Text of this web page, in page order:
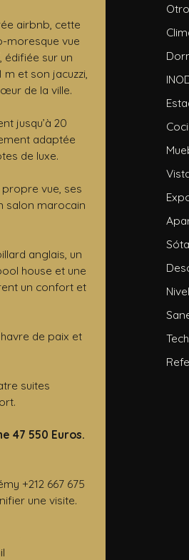
airbnb, cette
moresque vue
édifiée sur un
m et son jacuzzi,
de la ville.
jusqu’à 20
adaptée
de luxe.
vue, ses
salon marocain
anglais, un
house et une
un confort et
de paix et
suites
47 550 Euros.
+212 667 675
une visite.
Otro